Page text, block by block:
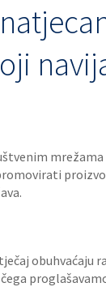
obuhvaćaju
čega